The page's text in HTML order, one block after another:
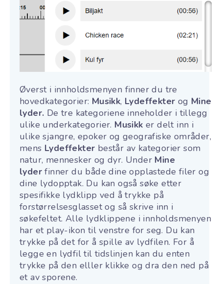
Øverst i innholdsmenyen finner du tre
hovedkategorier: Musikk, Lydeffekter og Mine
lyder. De tre kategoriene inneholder i tillegg
ulike underkategorier. Musikk er delt inn i
ulike sjangre, epoker og geografiske områder,
mens Lydeffekter består av kategorier som
natur, mennesker og dyr. Under Mine
lyder finner du både dine opplastede filer og
dine lydopptak. Du kan også søke etter
spesifikke lydklipp ved å trykke på
forstørrelsesglasset og så skrive inn i
søkefeltet. Alle lydklippene i innholdsmenyen
har et play-ikon til venstre for seg. Du kan
trykke på det for å spille av lydfilen. For å
legge en lydfil til tidslinjen kan du enten
trykke på den elller klikke og dra den ned på
et av sporene.